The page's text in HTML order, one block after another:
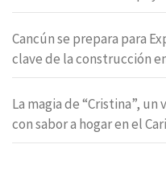
Cancún se prepara para
clave de la construcción
La magia de “Cristina”,
con sabor a hogar en el